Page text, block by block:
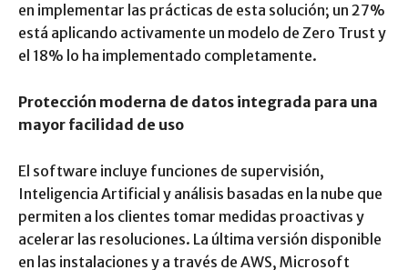
en implementar las prácticas de esta solución; un 27%
está aplicando activamente un modelo de Zero Trust y
el 18% lo ha implementado completamente.
Protección moderna de datos integrada para una
mayor facilidad de uso
El software incluye funciones de supervisión,
Inteligencia Artificial y análisis basadas en la nube que
permiten a los clientes tomar medidas proactivas y
acelerar las resoluciones. La última versión disponible
en las instalaciones y a través de AWS, Microsoft